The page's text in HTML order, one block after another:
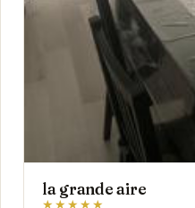
la grande aire
★★★★★